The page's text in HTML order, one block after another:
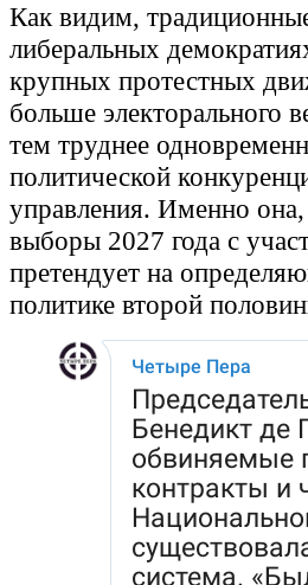
Как видим,
либеральных
крупных протестных
больше электорального
тем труднее
политической
управления. Именно она,
выборы 2027 года с
претендует на
политике второй